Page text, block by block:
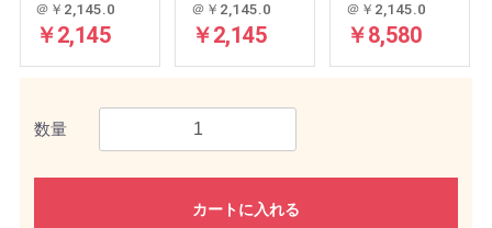
＠￥2,145.0
￥2,145
＠￥2,145.0
￥2,145
＠￥2,145.0
￥8,580
数量
カートに入れる